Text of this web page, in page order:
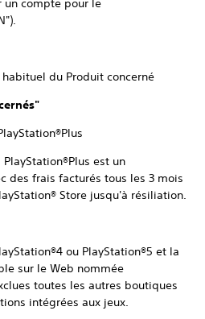
compte pour le
du Produit concerné
est un
des frais facturés tous les 3 mois
Store jusqu'à résiliation.
ou PlayStation®5 et la
sur le Web nommée
toutes les autres boutiques
intégrées aux jeux.